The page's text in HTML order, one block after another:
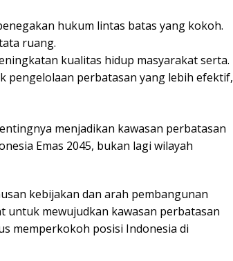
hukum lintas batas yang kokoh.
ruang.
kualitas hidup masyarakat serta.
pengelolaan perbatasan yang lebih efektif,
menjadikan kawasan perbatasan
Emas 2045, bukan lagi wilayah
kebijakan dan arah pembangunan
untuk mewujudkan kawasan perbatasan
memperkokoh posisi Indonesia di